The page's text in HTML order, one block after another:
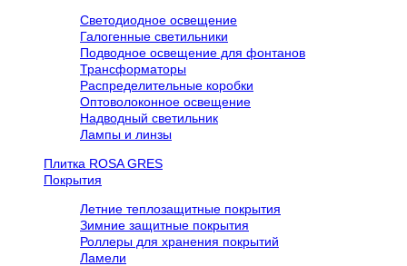
Светодиодное освещение
Галогенные светильники
Подводное освещение для фонтанов
Трансформаторы
Распределительные коробки
Оптоволоконное освещение
Надводный светильник
Лампы и линзы
Плитка ROSA GRES
Покрытия
Летние теплозащитные покрытия
Зимние защитные покрытия
Роллеры для хранения покрытий
Ламели